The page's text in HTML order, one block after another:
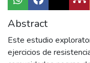
Abstract
Este estudio
ejercicios de